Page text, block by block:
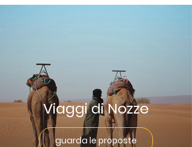
Viaggi di Nozze
guarda le proposte